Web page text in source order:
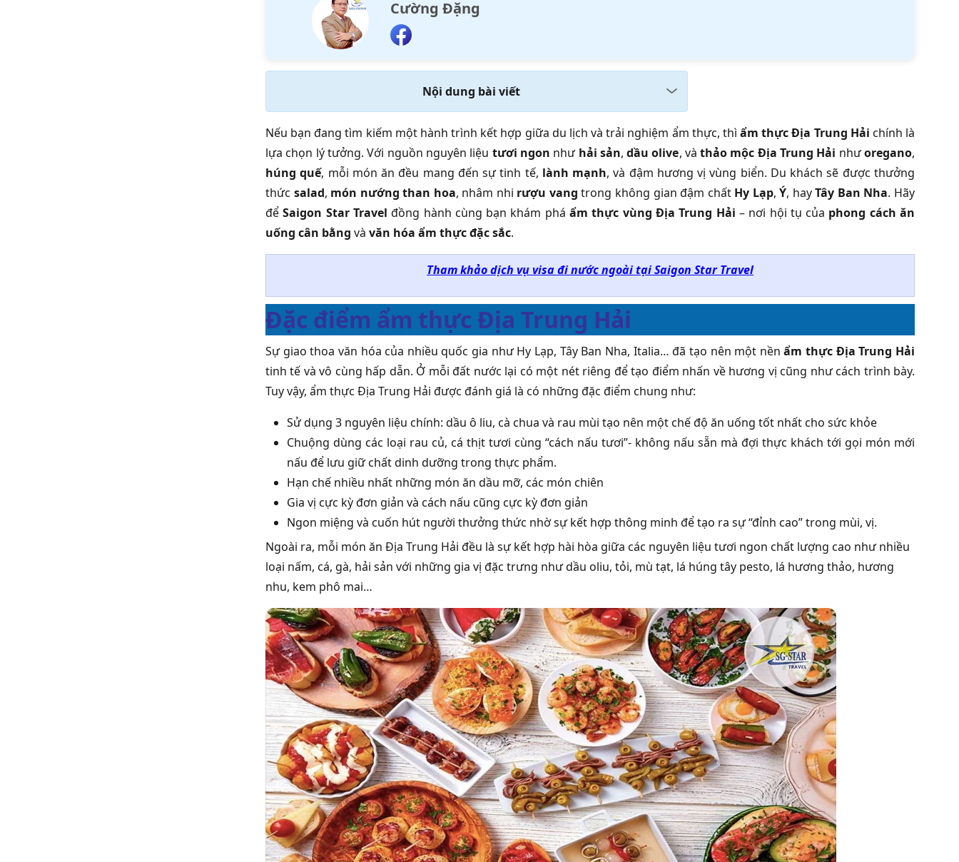
Cường Đặng
Nội dung bài viết
Nếu bạn đang tìm kiếm một hành trình kết hợp giữa du lịch và trải nghiệm ẩm thực, thìẩm thực Địa Trung Hải chính là
lựa chọn lý tưởng. Với nguồn nguyên liệu tươi ngon như hải sản,dầu olive, vàthảo mộc Địa Trung Hải nhưoregano,
húng quế, mỗi món ăn đều mang đến sự tinh tế, lành mạnh, và đậm hương vị vùng biển. Du khách sẽ được thưởng
thức salad, món nướng than hoa, nhâm nhi rượu vang trong không gian đậm chất Hy Lạp,Ý, hayTây Ban Nha. Hãy
đểSaigon Star Travel đồng hành cùng bạn khám pháẩm thực vùng Địa Trung Hải – nơi hội tụ của phong cách ăn
uống cân bằng và văn hóa ẩm thực đặc sắc.
Tham khảo dịch vụ visa đi nước ngoài tại Saigon Star Travel
Đặc điểm ẩm thực Địa Trung Hải
Sự giao thoa văn hóa của nhiều quốc gia như Hy Lạp, Tây Ban Nha, Italia… đã tạo nên một nền ẩm thực Địa Trung Hải
tinh tế và vô cùng hấp dẫn. Ở mỗi đất nước lại có một nét riêng để tạo điểm nhấn về hương vị cũng như cách trình bày.
Tuy vậy, ẩm thực Địa Trung Hải được đánh giá là có những đặc điểm chung như:
Sử dụng 3 nguyên liệu chính: dầu ô liu, cà chua và rau mùi tạo nên một chế độ ăn uống tốt nhất cho sức khỏe
Chuộng dùng các loại rau củ, cá thịt tươi cùng “cách nấu tươi”- không nấu sẵn mà đợi thực khách tới gọi món mới
nấu để lưu giữ chất dinh dưỡng trong thực phẩm.
Hạn chế nhiều nhất những món ăn dầu mỡ, các món chiên
Gia vị cực kỳ đơn giản và cách nấu cũng cực kỳ đơn giản
Ngon miệng và cuốn hút người thưởng thức nhờ sự kết hợp thông minh để tạo ra sự “đỉnh cao” trong mùi, vị.
Ngoài ra, mỗi món ăn Địa Trung Hải đều là sự kết hợp hài hòa giữa các nguyên liệu tươi ngon chất lượng cao như nhiều
loại nấm, cá, gà, hải sản với những gia vị đặc trưng như dầu oliu, tỏi, mù tạt, lá húng tây pesto, lá hương thảo, hương
nhu, kem phô mai…